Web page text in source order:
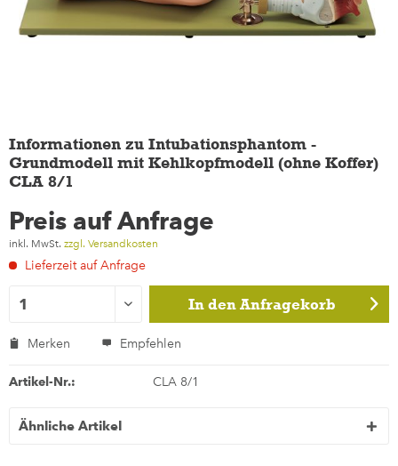
Informationen zu Intubationsphantom -
Grundmodell mit Kehlkopfmodell (ohne Koffer)
CLA 8/1
Preis auf Anfrage
inkl. MwSt. zzgl. Versandkosten
Lieferzeit auf Anfrage
In den Anfragekorb
Merken Empfehlen
Artikel-Nr.: CLA 8/1
Ähnliche Artikel